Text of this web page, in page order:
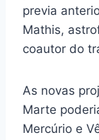
previa
Mathis,
coautor do
As novas
Marte
Mercúrio e